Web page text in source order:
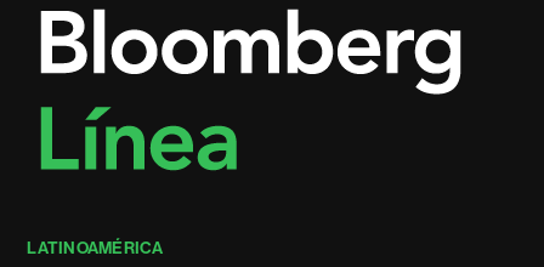
LATINOAMÉRICA